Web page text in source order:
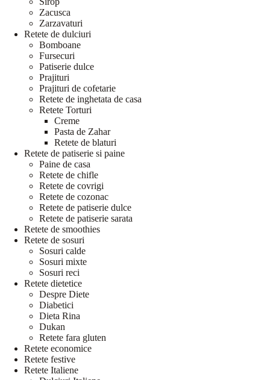
Zacusca
Zarzavaturi
Retete de dulciuri
Bomboane
Fursecuri
Patiserie dulce
Prajituri
Prajituri de cofetarie
Retete de inghetata de casa
Retete Torturi
Creme
Pasta de Zahar
Retete de blaturi
Retete de patiserie si paine
Paine de casa
Retete de chifle
Retete de covrigi
Retete de cozonac
Retete de patiserie dulce
Retete de patiserie sarata
Retete de smoothies
Retete de sosuri
Sosuri calde
Sosuri mixte
Sosuri reci
Retete dietetice
Despre Diete
Diabetici
Dieta Rina
Dukan
Retete fara gluten
Retete economice
Retete festive
Retete Italiene